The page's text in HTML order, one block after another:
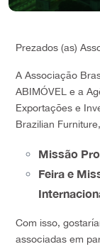
Prezados (as)
A Associação
ABIMÓVEL e a
Exportações e
Brazilian
Missão
Feira e
Com isso,
associadas em